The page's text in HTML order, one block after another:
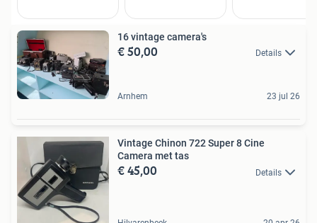
16 vintage camera's
€ 50,00 Details
Arnhem 23 jul 26
Vintage Chinon 722 Super 8 Cine
Camera met tas
€ 45,00 Details